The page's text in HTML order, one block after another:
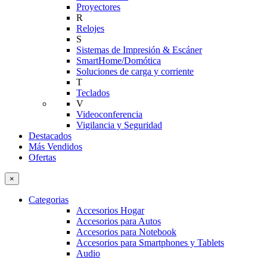
Proyectores
R
Relojes
S
Sistemas de Impresión & Escáner
SmartHome/Domótica
Soluciones de carga y corriente
T
Teclados
V
Videoconferencia
Vigilancia y Seguridad
Destacados
Más Vendidos
Ofertas
×
Categorias
Accesorios Hogar
Accesorios para Autos
Accesorios para Notebook
Accesorios para Smartphones y Tablets
Audio